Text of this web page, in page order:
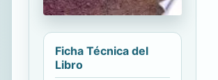
Ficha Técnica del
Libro